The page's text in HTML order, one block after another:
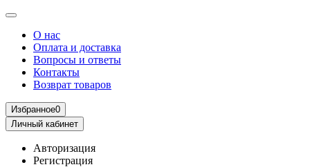
О нас
Оплата и доставка
Вопросы и ответы
Контакты
Возврат товаров
Избранное0
Личный кабинет
Авторизация
Регистрация